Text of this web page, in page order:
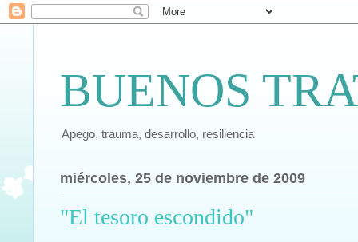
BUENOS
Apego, trauma, desarrollo, resiliencia
miércoles, 25 de noviembre de 2009
"El tesoro escondido"